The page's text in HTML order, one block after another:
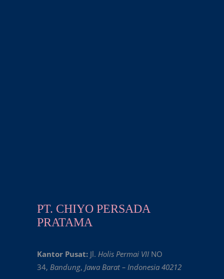
PT. CHIYO PERSADA
PRATAMA
Kantor Pusat: Jl. Holis Permai VII NO
34, Bandung, Jawa Barat – Indonesia 40212